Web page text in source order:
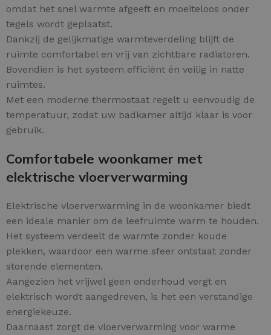
omdat het snel warmte afgeeft en moeiteloos onder
tegels wordt geplaatst.
Dankzij de gelijkmatige warmteverdeling blijft de
ruimte comfortabel en vrij van zichtbare radiatoren.
Bovendien is het systeem efficiënt én veilig in natte
ruimtes.
Met een moderne thermostaat regelt u eenvoudig de
temperatuur, zodat uw badkamer altijd klaar is voor
gebruik.
Comfortabele woonkamer met
elektrische vloerverwarming
Elektrische vloerverwarming in de woonkamer biedt
een ideale manier om de leefruimte warm te houden.
Het systeem verdeelt de warmte zonder koude
plekken, waardoor een warme sfeer ontstaat zonder
storende elementen.
Aangezien het vrijwel geen onderhoud vergt en
elektrisch wordt aangedreven, is het een verstandige
energiekeuze.
Daarnaast zorgt de vloerverwarming voor warme